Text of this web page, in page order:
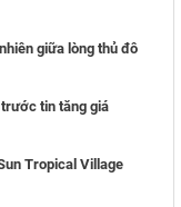
giữa lòng thủ đô
tin tăng giá
Tropical Village